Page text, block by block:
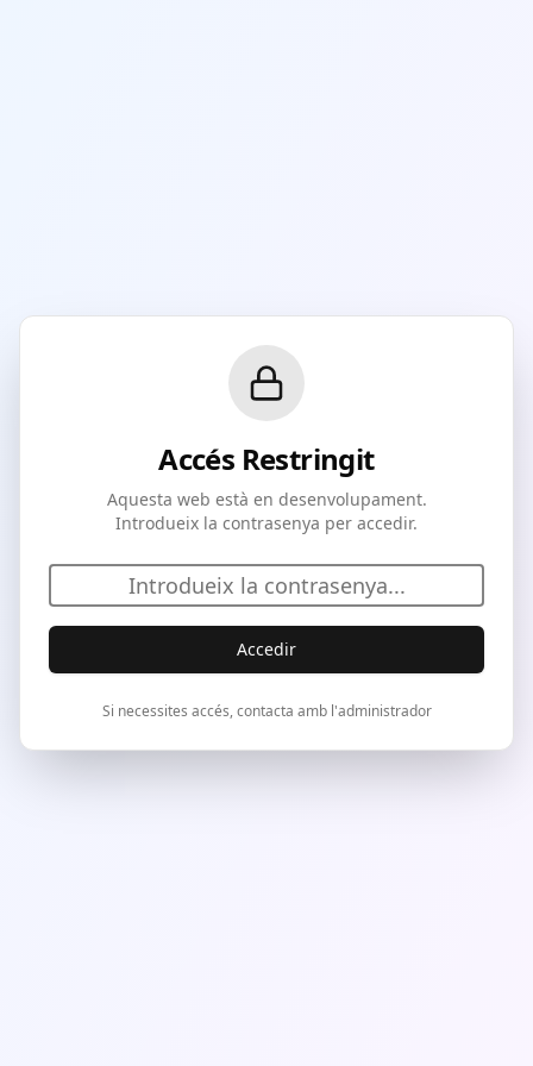
Accés Restringit
Aquesta web està en desenvolupament.
Introdueix la contrasenya per accedir.
Accedir
Si necessites accés, contacta amb l'administrador